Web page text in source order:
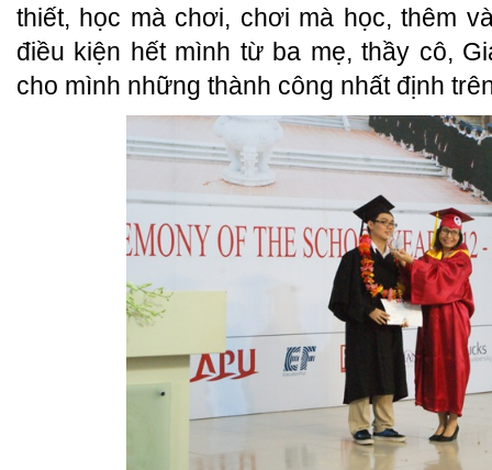
thiết, học mà chơi, chơi mà học, thêm
điều kiện hết mình từ ba mẹ, thầy cô,
cho mình những thành công nhất định